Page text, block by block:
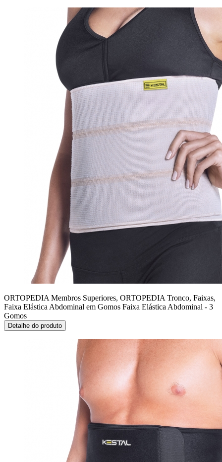
ORTOPEDIA Membros Superiores, ORTOPEDIA Tronco, Faixas,
Faixa Elástica Abdominal em Gomos Faixa Elástica Abdominal - 3
Gomos
Detalhe do produto